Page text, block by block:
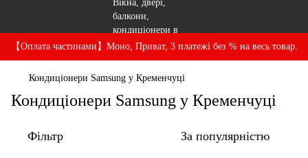
【Оплата частинами】Моно, Приват, 3 платежі без % на весь товар.
Кондиціонери Samsung у Кременчуці
Кондиціонери Samsung у Кременчуці
Фільтр За популярністю